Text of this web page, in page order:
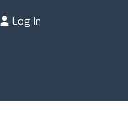
Log in